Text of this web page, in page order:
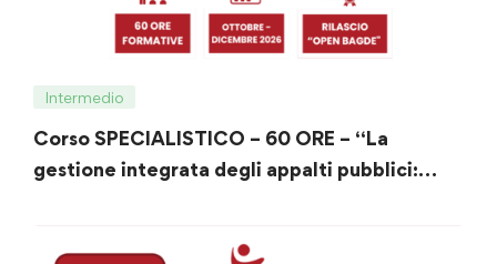
Intermedio
Corso SPECIALISTICO – 60 ORE – “La
gestione integrata degli appalti pubblici: